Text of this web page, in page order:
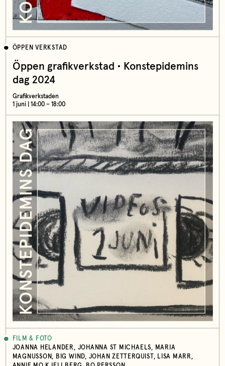
ÖPPEN VERKSTAD
Öppen grafikverkstad • Konstepidemins
dag 2024
Grafikverkstaden
1 juni | 14:00 – 18:00
FILM & FOTO
JOANNA HELANDER, JOHANNA ST MICHAELS, MARIA
MAGNUSSON, BIG WIND, JOHAN ZETTERQUIST, LISA MARR,